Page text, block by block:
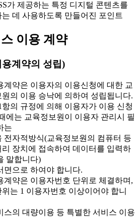
가 제공하는 특정 디지털 콘텐츠를
는 데 사용하도록 만들어진 포인트
이용 계약
계약의 성립)
약은 이용자의 이용신청에 대한 교
원의 이용 승낙에 의하여 성립됩니다.
의 규정에 의해 이용자가 이용 신청
에는 교육정보원이 이용자 관리시 필
는
전자적방식(교육정보원의 컴퓨터 등
리 장치에 접속하여 데이터를 입력하
말합니다)
면으로 하여야 합니다.
약은 이용자번호 단위로 체결하며,
위는 1 이용자번호 이상이어야 합니
의 대량이용 등 특별한 서비스 이용